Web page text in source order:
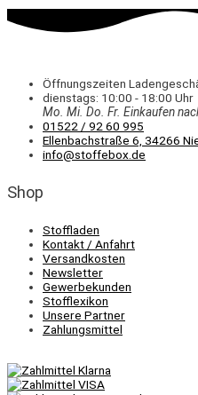
Öffnungszeiten
dienstags: 10:00 - 18:00 Uhr
Mo. Mi. Do. Fr. Einkaufen
01522 / 92 60 995
Ellenbachstraße 6, 34266
info@stoffebox.de
Shop
Stoffladen
Kontakt / Anfahrt
Versandkosten
Newsletter
Gewerbekunden
Stofflexikon
Unsere Partner
Zahlungsmittel